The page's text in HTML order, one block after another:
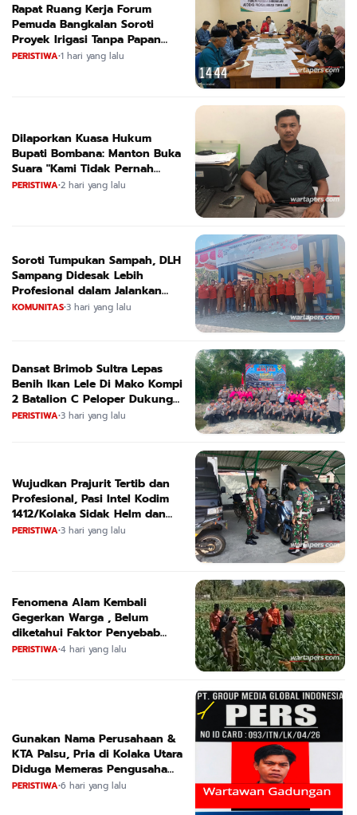
Rapat Ruang Kerja Forum
Pemuda Bangkalan Soroti
Proyek Irigasi Tanpa Papan
Nama
PERISTIWA•1 hari yang lalu
Dilaporkan Kuasa Hukum
Bupati Bombana: Manton Buka
Suara "Kami Tidak Pernah
Menutup Ruang Hak Jawab"
PERISTIWA•2 hari yang lalu
Soroti Tumpukan Sampah, DLH
Sampang Didesak Lebih
Profesional dalam Jalankan
Tugas
KOMUNITAS•3 hari yang lalu
Dansat Brimob Sultra Lepas
Benih Ikan Lele Di Mako Kompi
2 Batalion C Peloper Dukung
ketahanan Pangan Nasional
PERISTIWA•3 hari yang lalu
Wujudkan Prajurit Tertib dan
Profesional, Pasi Intel Kodim
1412/Kolaka Sidak Helm dan
Kendaraan
PERISTIWA•3 hari yang lalu
Fenomena Alam Kembali
Gegerkan Warga , Belum
diketahui Faktor Penyebab
Suara
PERISTIWA•4 hari yang lalu
Gunakan Nama Perusahaan &
KTA Palsu, Pria di Kolaka Utara
Diduga Memeras Pengusaha
Tambang dan Minyak
PERISTIWA•6 hari yang lalu